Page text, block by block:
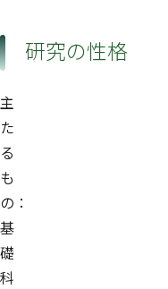
研究の性格
主
た
る
も
の：
基
礎
科